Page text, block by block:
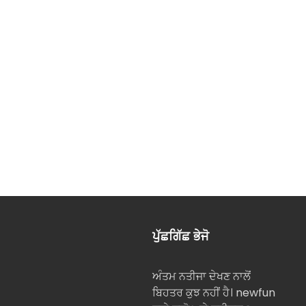
ਪੁੱਛਗਿੱਛ ਭੇਜੋ
ਅੰਤਮ ਨਤੀਜਾ ਦੇਖਣ ਨਾਲੋਂ
ਬਿਹਤਰ ਕੁਝ ਨਹੀਂ ਹੈ। newfun